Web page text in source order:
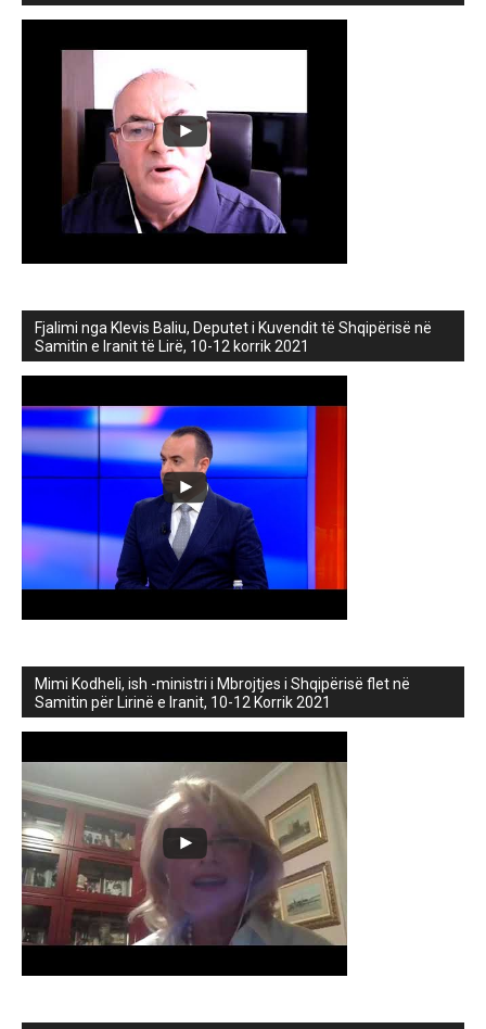
Fjalimi nga Klevis Baliu, Deputet i Kuvendit të Shqipërisë në
Samitin e Iranit të Lirë, 10-12 korrik 2021
Mimi Kodheli, ish -ministri i Mbrojtjes i Shqipërisë flet në
Samitin për Lirinë e Iranit, 10-12 Korrik 2021